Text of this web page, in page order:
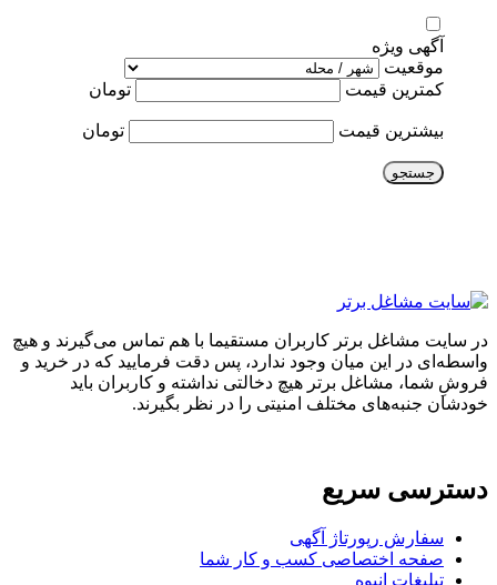
آگهی ویژه
موقعیت
کمترین قیمت
تومان
بیشترین قیمت تومان
جستجو
در سایت مشاغل برتر کاربران مستقیما با هم تماس می‌گیرند و هیچ
واسطه‌ای در این میان وجود ندارد، پس دقت فرمایید که در خرید و
فروشِ شما، مشاغل برتر هیچ دخالتی نداشته و کاربران باید
خودشان جنبه‌های مختلف امنیتی را در نظر بگیرند.
دسترسی سریع
سفارش رپورتاژ آگهی
صفحه اختصاصی کسب و کار شما
تبلیغات انبوه